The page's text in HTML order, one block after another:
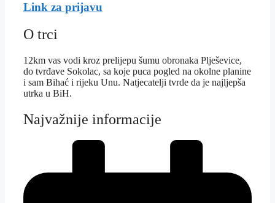
Link za prijavu
O trci
12km vas vodi kroz prelijepu šumu obronaka Plješevice,
do tvrđave Sokolac, sa koje puca pogled na okolne planine
i sam Bihać i rijeku Unu. Natjecatelji tvrde da je najljepša
utrka u BiH.
Najvažnije informacije